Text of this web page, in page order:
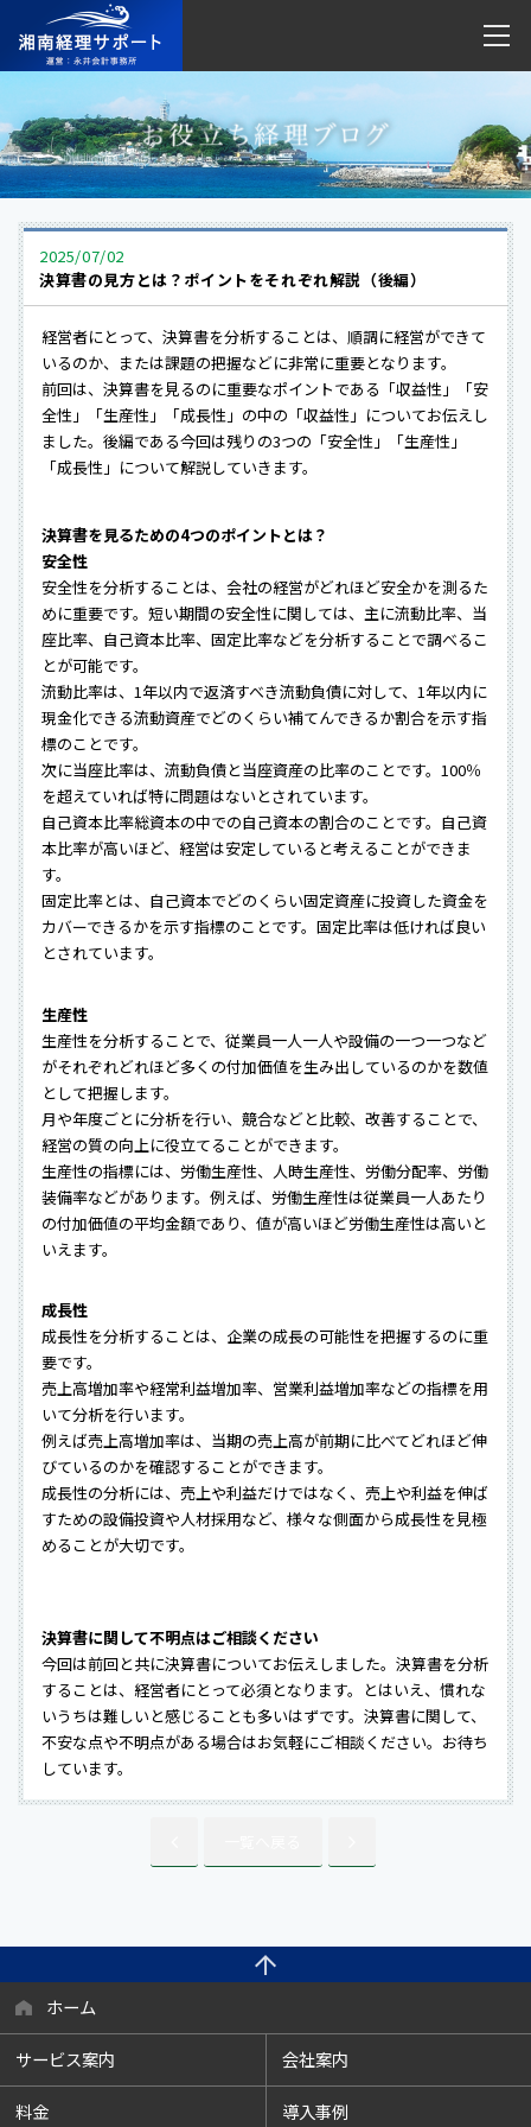
2025/07/02
決算書の見方とは？ポイントをそれぞれ解説（後編）
経営者にとって、決算書を分析することは、順調に経営ができて
いるのか、または課題の把握などに非常に重要となります。
前回は、決算書を見るのに重要なポイントである「収益性」「安
全性」「生産性」「成長性」の中の「収益性」についてお伝えし
ました。後編である今回は残りの3つの「安全性」「生産性」
「成長性」について解説していきます。
決算書を見るための4つのポイントとは？
安全性
安全性を分析することは、会社の経営がどれほど安全かを測るた
めに重要です。短い期間の安全性に関しては、主に流動比率、当
座比率、自己資本比率、固定比率などを分析することで調べるこ
とが可能です。
流動比率は、1年以内で返済すべき流動負債に対して、1年以内に
現金化できる流動資産でどのくらい補てんできるか割合を示す指
標のことです。
次に当座比率は、流動負債と当座資産の比率のことです。100％
を超えていれば特に問題はないとされています。
自己資本比率総資本の中での自己資本の割合のことです。自己資
本比率が高いほど、経営は安定していると考えることができま
す。
固定比率とは、自己資本でどのくらい固定資産に投資した資金を
カバーできるかを示す指標のことです。固定比率は低ければ良い
とされています。
生産性
生産性を分析することで、従業員一人一人や設備の一つ一つなど
がそれぞれどれほど多くの付加価値を生み出しているのかを数値
として把握します。
月や年度ごとに分析を行い、競合などと比較、改善することで、
経営の質の向上に役立てることができます。
生産性の指標には、労働生産性、人時生産性、労働分配率、労働
装備率などがあります。例えば、労働生産性は従業員一人あたり
の付加価値の平均金額であり、値が高いほど労働生産性は高いと
いえます。
成長性
成長性を分析することは、企業の成長の可能性を把握するのに重
要です。
売上高増加率や経常利益増加率、営業利益増加率などの指標を用
いて分析を行います。
例えば売上高増加率は、当期の売上高が前期に比べてどれほど伸
びているのかを確認することができます。
成長性の分析には、売上や利益だけではなく、売上や利益を伸ば
すための設備投資や人材採用など、様々な側面から成長性を見極
めることが大切です。
決算書に関して不明点はご相談ください
今回は前回と共に決算書についてお伝えしました。決算書を分析
することは、経営者にとって必須となります。とはいえ、慣れな
いうちは難しいと感じることも多いはずです。決算書に関して、
不安な点や不明点がある場合はお気軽にご相談ください。お待ち
しています。
ホーム
サービス案内 会社案内
料金 導入事例